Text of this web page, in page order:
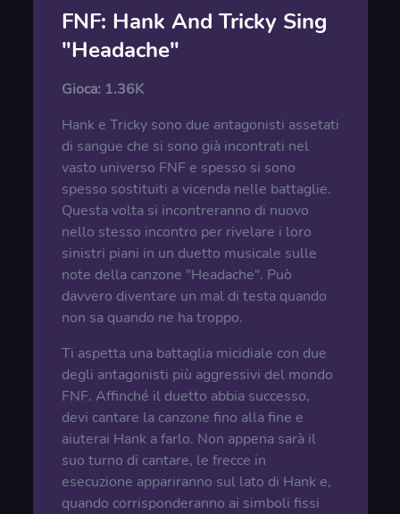
FNF: Hank And Tricky Sing
"Headache"
Gioca: 1.36K
Hank e Tricky sono due antagonisti assetati
di sangue che si sono già incontrati nel
vasto universo FNF e spesso si sono
spesso sostituiti a vicenda nelle battaglie.
Questa volta si incontreranno di nuovo
nello stesso incontro per rivelare i loro
sinistri piani in un duetto musicale sulle
note della canzone "Headache". Può
davvero diventare un mal di testa quando
non sa quando ne ha troppo.
Ti aspetta una battaglia micidiale con due
degli antagonisti più aggressivi del mondo
FNF. Affinché il duetto abbia successo,
devi cantare la canzone fino alla fine e
aiuterai Hank a farlo. Non appena sarà il
suo turno di cantare, le frecce in
esecuzione appariranno sul lato di Hank e,
quando corrisponderanno ai simboli fissi